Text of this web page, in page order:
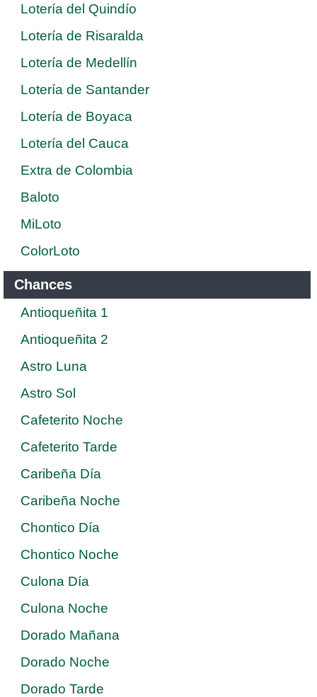
Lotería del Quindío
Lotería de Risaralda
Lotería de Medellín
Lotería de Santander
Lotería de Boyaca
Lotería del Cauca
Extra de Colombia
Baloto
MiLoto
ColorLoto
Chances
Antioqueñita 1
Antioqueñita 2
Astro Luna
Astro Sol
Cafeterito Noche
Cafeterito Tarde
Caribeña Día
Caribeña Noche
Chontico Día
Chontico Noche
Culona Día
Culona Noche
Dorado Mañana
Dorado Noche
Dorado Tarde